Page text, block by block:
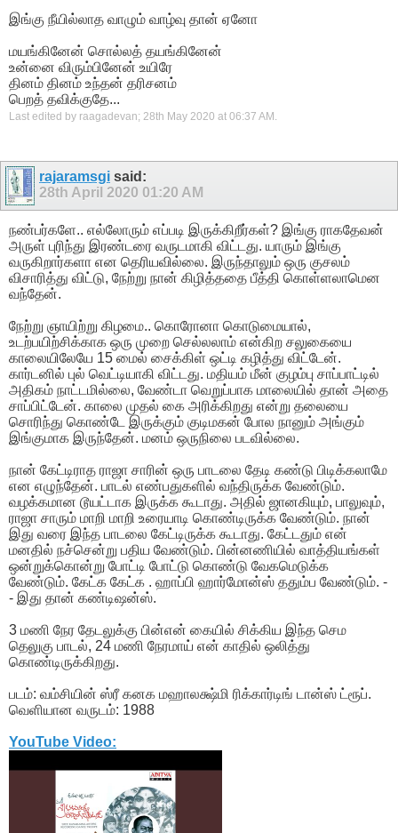
இங்கு நீயில்லாத வாழும் வாழ்வு தான் ஏனோ
மயங்கினேன் சொல்லத் தயங்கினேன்
உன்னை விரும்பினேன் உயிரே
தினம் தினம் உந்தன் தரிசனம்
பெறத் தவிக்குதே...
Last edited by raagadevan; 28th May 2020 at 06:37 AM .
rajaramsgi said:
28th April 2020 01:20 AM
நண்பர்களே.. எல்லோரும் எப்படி இருக்கிறீர்கள்? இங்கு ராகதேவன்
அருள் புரிந்து இரண்டரை வருடமாகி விட்டது. யாரும் இங்கு
வருகிறார்களா என தெரியவில்லை. இருந்தாலும் ஒரு குசலம்
விசாரித்து விட்டு, நேற்று நான் கிழித்ததை பீத்தி கொள்ளலாமென
வந்தேன்.
நேற்று ஞாயிற்று கிழமை.. கொரோனா கொடுமையால்,
உடற்பயிற்சிக்காக ஒரு முறை செல்லலாம் என்கிற சலுகையை
காலையிலேயே 15 மைல் சைக்கிள் ஒட்டி கழித்து விட்டேன்.
கார்டனில் புல் வெட்டியாகி விட்டது. மதியம் மீன் குழம்பு சாப்பாட்டில்
அதிகம் நாட்டமில்லை, வேண்டா வெறுப்பாக மாலையில் தான் அதை
சாப்பிட்டேன். காலை முதல் கை அரிக்கிறது என்று தலையை
சொரிந்து கொண்டே இருக்கும் குடிமகன் போல நானும் அங்கும்
இங்குமாக இருந்தேன். மனம் ஒருநிலை படவில்லை.
நான் கேட்டிராத ராஜா சாரின் ஒரு பாடலை தேடி கண்டு பிடிக்கலாமே
என எழுந்தேன். பாடல் எண்பதுகளில் வந்திருக்க வேண்டும்.
வழக்கமான டூயட்டாக இருக்க கூடாது. அதில் ஜானகியும், பாலுவும்,
ராஜா சாரும் மாறி மாறி உரையாடி கொண்டிருக்க வேண்டும். நான்
இது வரை இந்த பாடலை கேட்டிருக்க கூடாது. கேட்டதும் என்
மனதில் நச்சென்று பதிய வேண்டும். பின்னணியில் வாத்தியங்கள்
ஒன்றுக்கொன்று போட்டி போட்டு கொண்டு வேகமெடுக்க
வேண்டும். கேட்க கேட்க . ஹாப்பி ஹார்மோன்ஸ் ததும்ப வேண்டும். -
- இது தான் கண்டிஷன்ஸ்.
3 மணி நேர தேடலுக்கு பின்என் கையில் சிக்கிய இந்த செம
தெலுகு பாடல், 24 மணி நேரமாய் என் காதில் ஒலித்து
கொண்டிருக்கிறது.
படம்: வம்சியின் ஸ்ரீ கனக மஹாலக்ஷ்மி ரிக்கார்டிங் டான்ஸ் ட்ரூப்.
வெளியான வருடம்: 1988
YouTube Video: